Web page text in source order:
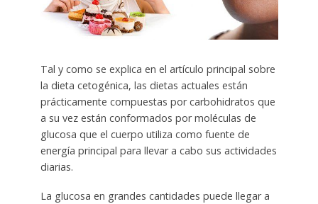
Tal y como se explica en el artículo principal sobre
la dieta cetogénica, las dietas actuales están
prácticamente compuestas por carbohidratos que
a su vez están conformados por moléculas de
glucosa que el cuerpo utiliza como fuente de
energía principal para llevar a cabo sus actividades
diarias.
La glucosa en grandes cantidades puede llegar a